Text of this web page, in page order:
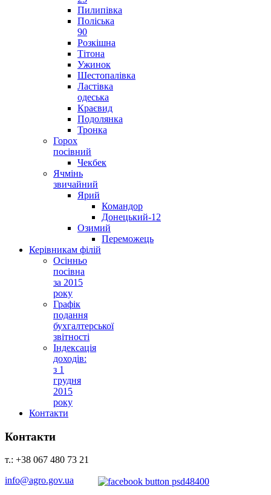
Пилипівка
Поліська
90
Розкішна
Тітона
Ужинок
Шестопалівка
Ластівка
одеська
Краєвид
Подолянка
Тронка
Горох
посівний
Чекбек
Ячмінь
звичайний
Ярий
Командор
Донецький-12
Озимий
Переможець
Керівникам філій
Осінньо
посівна
за 2015
року
Графік
подання
бухгалтерської
звітності
Індексація
доходів:
з 1
грудня
2015
року
Контакти
Контакти
т.: +38 067 480 73 21
info@agro.gov.ua